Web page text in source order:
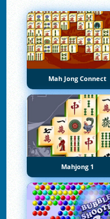
Mah Jong Connect
Mahjong 1